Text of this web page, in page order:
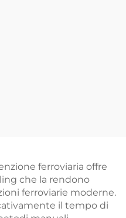
ferroviaria offre
che la rendono
ferroviarie moderne.
il tempo di